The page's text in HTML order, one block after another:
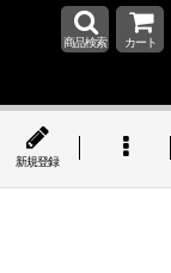
商品検索 カート
新規登録